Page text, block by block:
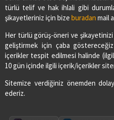
türlü telif ve hak ihlali gibi
şikayetleriniz için bize buradan mail
Her türlü görüş-öneri ve
geliştirmek için çaba
içerikler tespit edilmesi halinde
10 gün içinde ilgili içerik/içerikler
Sitemize verdiğiniz önemden
ederiz.